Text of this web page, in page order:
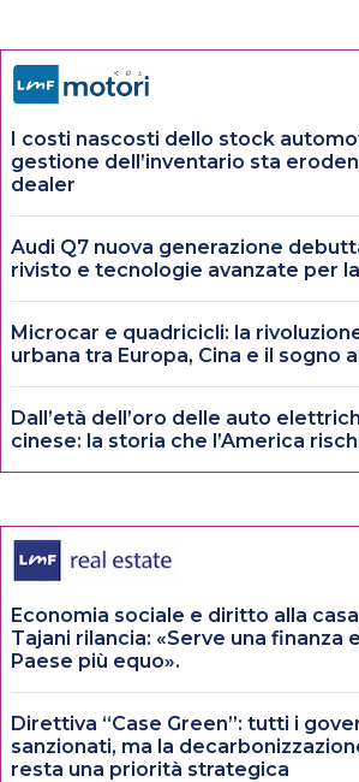
I costi nascosti dello stock
gestione dell’inventario sta
dealer
Audi Q7 nuova generazione
rivisto e tecnologie avanzate per
Microcar e quadricicli: la
urbana tra Europa, Cina e il sogno
Dall’età dell’oro delle auto
cinese: la storia che l’America
Economia sociale e diritto alla
Tajani rilancia: «Serve una finanza
Paese più equo».
Direttiva “Case Green”: tutti i
sanzionati, ma la
resta una priorità strategica